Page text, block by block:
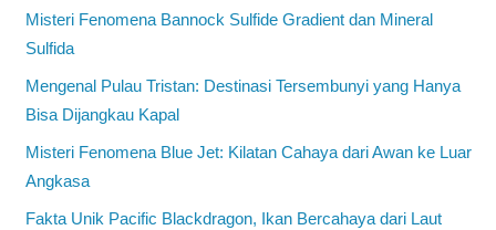
Misteri Fenomena Bannock Sulfide Gradient dan Mineral
Sulfida
Mengenal Pulau Tristan: Destinasi Tersembunyi yang Hanya
Bisa Dijangkau Kapal
Misteri Fenomena Blue Jet: Kilatan Cahaya dari Awan ke Luar
Angkasa
Fakta Unik Pacific Blackdragon, Ikan Bercahaya dari Laut